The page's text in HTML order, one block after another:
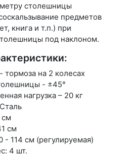
столешницы
предметов
книга и т.п.) при
под наклоном.
тормоза на 2 колесах
- ±45°
нагрузка – 20 кг
см
- 114 см (регулируемая)
4 шт.